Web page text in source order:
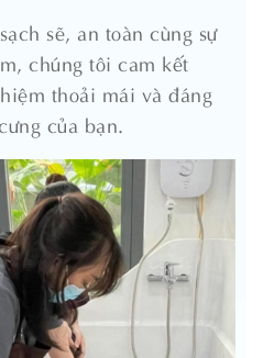
sẽ, an toàn cùng sự
chúng tôi cam kết
thoải mái và đáng
của bạn.